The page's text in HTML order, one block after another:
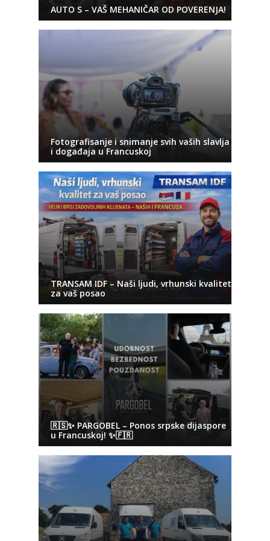
AUTO S – VAŠ MEHANIČAR OD POVERENJA!
Fotografisanje i snimanje svih vaših slavlja
i događaja u Francuskoj
TRANSAM IDF – Naši ljudi, vrhunski kvalitet
za vaš posao
🇷🇸✨ PARGOBEL – Ponos srpske dijaspore
u Francuskoj! ✨🇫🇷